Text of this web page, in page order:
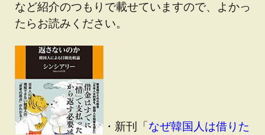
など紹介のつもりで載せていますので、よかっ
たらお読みください。
・新刊「なぜ韓国人は借りた